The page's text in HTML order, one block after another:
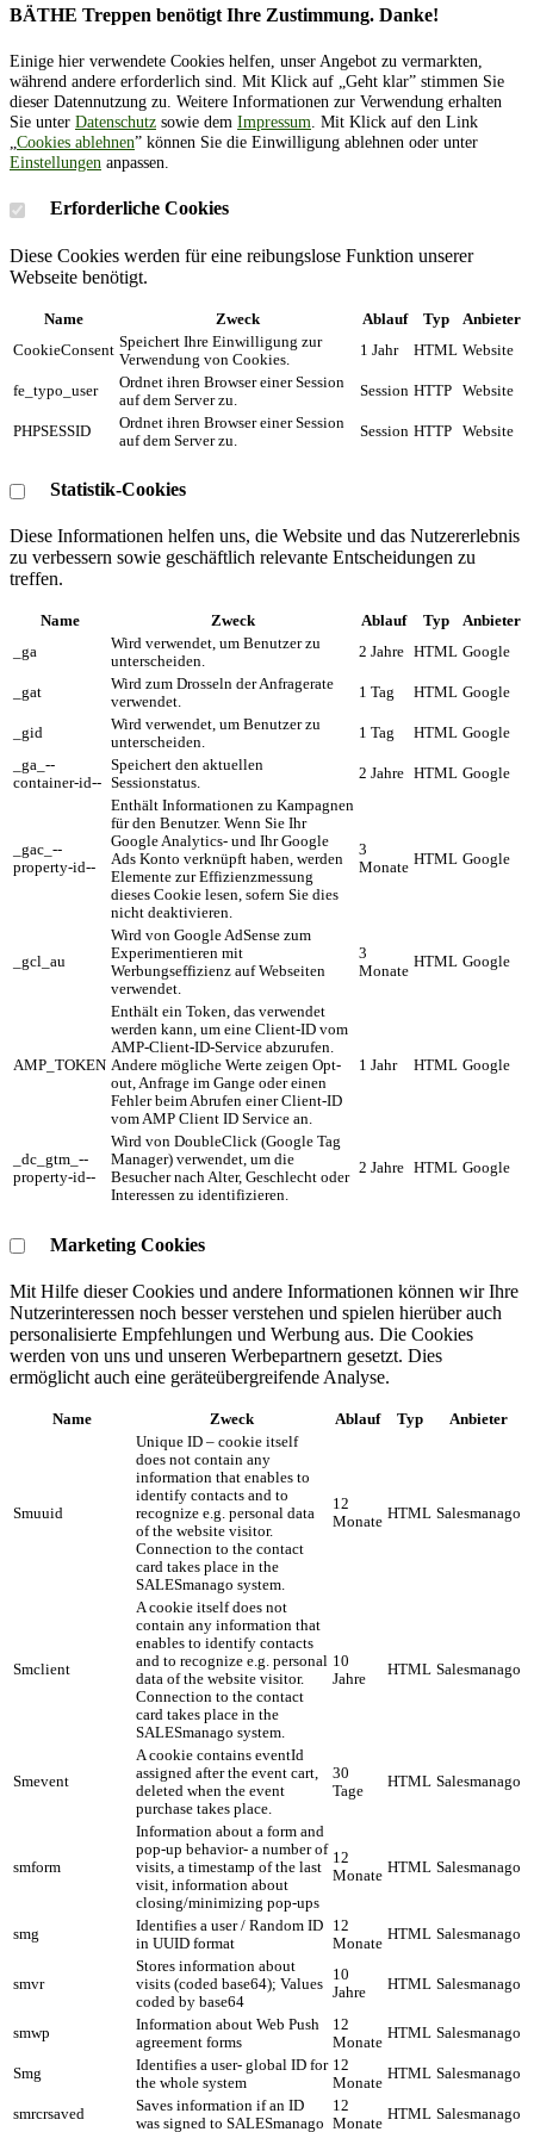
BÄTHE Treppen benötigt Ihre Zustimmung. Danke!
Einige hier verwendete Cookies helfen, unser Angebot zu vermarkten,
während andere erforderlich sind. Mit Klick auf „Geht klar” stimmen Sie
dieser Datennutzung zu. Weitere Informationen zur Verwendung erhalten
Sie unter Datenschutz sowie dem Impressum. Mit Klick auf den Link
„Cookies ablehnen” können Sie die Einwilligung ablehnen oder unter
Einstellungen anpassen.
Erforderliche Cookies
Diese Cookies werden für eine reibungslose Funktion unserer
Webseite benötigt.
Name Zweck Ablauf Typ
Anbieter
CookieConsent Speichert Ihre Einwilligung zur
Verwendung von Cookies.
1 Jahr HTML Website
fe_typo_user
Ordnet ihren Browser einer Session
auf dem Server zu.
Session HTTP Website
PHPSESSID
Ordnet ihren Browser einer Session
auf dem Server zu.
Session HTTP Website
Statistik-Cookies
Diese Informationen helfen uns, die Website und das Nutzererlebnis
zu verbessern sowie geschäftlich relevante Entscheidungen zu
treffen.
Name Zweck Ablauf Typ
Anbieter
_ga
Wird verwendet, um Benutzer zu
unterscheiden.
2 Jahre HTML Google
_gat
Wird zum Drosseln der Anfragerate
verwendet.
1 Tag HTML Google
_gid
Wird verwendet, um Benutzer zu
unterscheiden.
1 Tag HTML Google
_ga_--
container-id--
Speichert den aktuellen
Sessionstatus.
2 Jahre HTML Google
_gac_--
property-id--
Enthält Informationen zu Kampagnen
für den Benutzer. Wenn Sie Ihr
Google Analytics- und Ihr Google
Ads Konto verknüpft haben, werden
Elemente zur Effizienzmessung
dieses Cookie lesen, sofern Sie dies
nicht deaktivieren.
3
Monate HTML Google
_gcl_au
Wird von Google AdSense zum
Experimentieren mit
Werbungseffizienz auf Webseiten
verwendet.
3
Monate
HTML Google
AMP_TOKEN
Enthält ein Token, das verwendet
werden kann, um eine Client-ID vom
AMP-Client-ID-Service abzurufen.
Andere mögliche Werte zeigen Opt-
out, Anfrage im Gange oder einen
Fehler beim Abrufen einer Client-ID
vom AMP Client ID Service an.
1 Jahr HTML Google
_dc_gtm_--
property-id--
Wird von DoubleClick (Google Tag
Manager) verwendet, um die
Besucher nach Alter, Geschlecht oder
Interessen zu identifizieren.
2 Jahre HTML Google
Marketing Cookies
Mit Hilfe dieser Cookies und andere Informationen können wir Ihre
Nutzerinteressen noch besser verstehen und spielen hierüber auch
personalisierte Empfehlungen und Werbung aus. ​Die Cookies
werden von uns und unseren Werbepartnern gesetzt. Dies
ermöglicht auch eine geräteübergreifende Analyse.
Name Zweck Ablauf Typ Anbieter
Smuuid
Unique ID – cookie itself
does not contain any
information that enables to
identify contacts and to
recognize e.g. personal data
of the website visitor.
Connection to the contact
card takes place in the
SALESmanago system.
12
Monate HTML Salesmanago
Smclient
A cookie itself does not
contain any information that
enables to identify contacts
and to recognize e.g. personal
data of the website visitor.
Connection to the contact
card takes place in the
SALESmanago system.
10
Jahre
HTML Salesmanago
Smevent
A cookie contains eventId
assigned after the event cart,
deleted when the event
purchase takes place.
30
Tage
HTML Salesmanago
smform
Information about a form and
pop-up behavior- a number of
visits, a timestamp of the last
visit, information about
closing/minimizing pop-ups
12
Monate HTML Salesmanago
smg
Identifies a user / Random ID
in UUID format
12
Monate
HTML Salesmanago
smvr
Stores information about
visits (coded base64); Values
coded by base64
10
Jahre
HTML Salesmanago
smwp
Information about Web Push
agreement forms
12
Monate
HTML Salesmanago
Smg
Identifies a user- global ID for
the whole system
12
Monate
HTML Salesmanago
smrcrsaved
Saves information if an ID
was signed to SALESmanago
12
Monate
HTML Salesmanago